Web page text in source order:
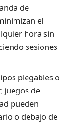
de
el
hora sin
sesiones
plegables o
juegos de
pueden
o debajo de